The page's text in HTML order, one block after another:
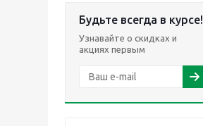
Будьте всегда в курсе!
Узнавайте о скидках и
акциях первым